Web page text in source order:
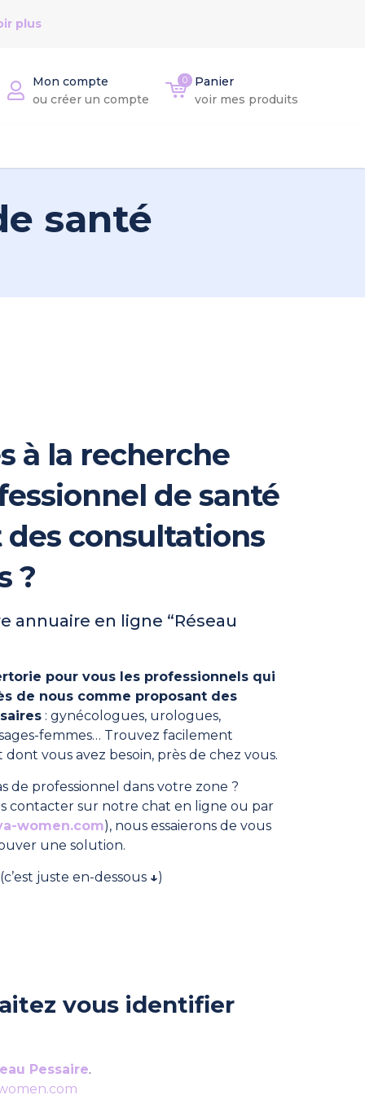
plus
Mon compte
ou créer un compte
0
Panier
voir mes produits
santé
à la recherche
de santé
des consultations
?
annuaire en ligne “Réseau
pour vous les professionnels qui
de nous comme proposant des
: gynécologues, urologues,
femmes… Trouvez facilement
dont vous avez besoin, près de chez vous.
de professionnel dans votre zone ?
contacter sur notre chat en ligne ou par
women.com), nous essaierons de vous
une solution.
juste en-dessous ↓)
vous identifier
Pessaire.